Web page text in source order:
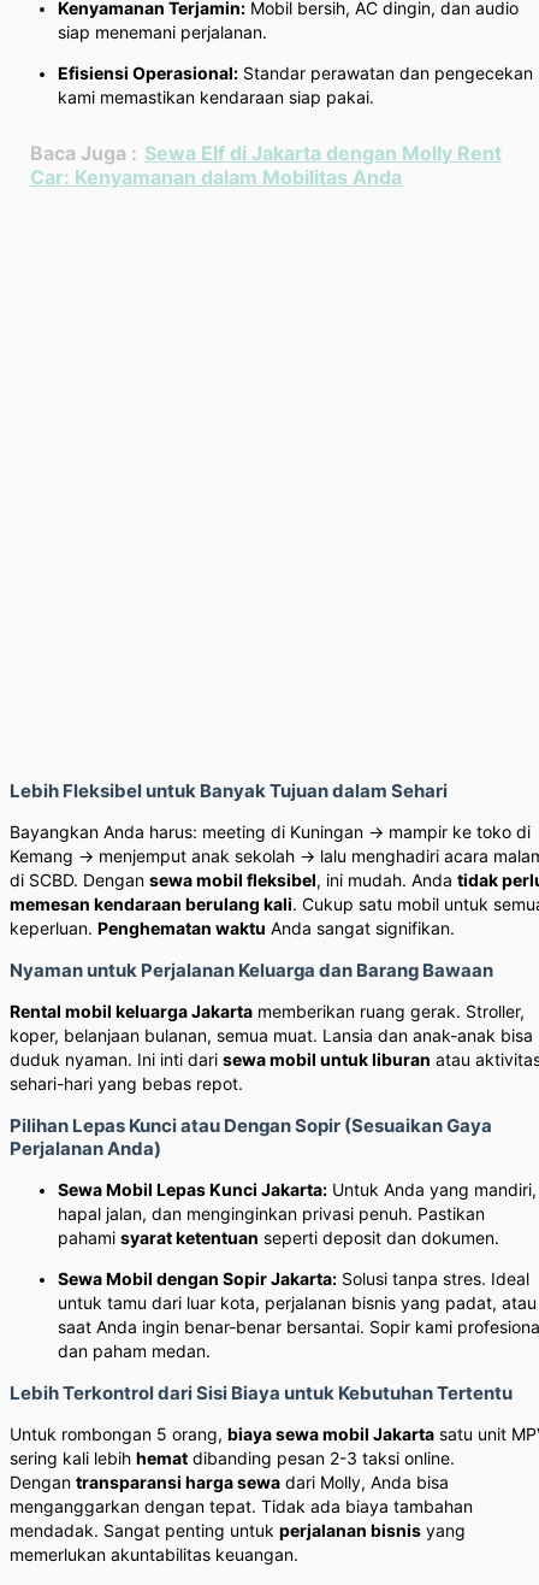
Kenyamanan Terjamin: Mobil bersih, AC dingin, dan audio
siap menemani perjalanan.
Efisiensi Operasional: Standar perawatan dan pengecekan
kami memastikan kendaraan siap pakai.
Baca Juga : Sewa Elf di Jakarta dengan Molly Rent
Car: Kenyamanan dalam Mobilitas Anda
Lebih Fleksibel untuk Banyak Tujuan dalam Sehari
Bayangkan Anda harus: meeting di Kuningan → mampir ke toko di
Kemang → menjemput anak sekolah → lalu menghadiri acara
di SCBD. Dengan sewa mobil fleksibel, ini mudah. Anda tidak
memesan kendaraan berulang kali. Cukup satu mobil untuk
keperluan. Penghematan waktu Anda sangat signifikan.
Nyaman untuk Perjalanan Keluarga dan Barang Bawaan
Rental mobil keluarga Jakarta memberikan ruang gerak. Stroller,
koper, belanjaan bulanan, semua muat. Lansia dan anak-anak bisa
duduk nyaman. Ini inti dari sewa mobil untuk liburan atau
sehari-hari yang bebas repot.
Pilihan Lepas Kunci atau Dengan Sopir (Sesuaikan Gaya
Perjalanan Anda)
Sewa Mobil Lepas Kunci Jakarta: Untuk Anda yang mandiri,
hapal jalan, dan menginginkan privasi penuh. Pastikan
pahami syarat ketentuan seperti deposit dan dokumen.
Sewa Mobil dengan Sopir Jakarta: Solusi tanpa stres. Ideal
untuk tamu dari luar kota, perjalanan bisnis yang padat, atau
saat Anda ingin benar-benar bersantai. Sopir kami
dan paham medan.
Lebih Terkontrol dari Sisi Biaya untuk Kebutuhan Tertentu
Untuk rombongan 5 orang, biaya sewa mobil Jakarta satu unit
sering kali lebih hemat dibanding pesan 2-3 taksi online.
Dengan transparansi harga sewa dari Molly, Anda bisa
menganggarkan dengan tepat. Tidak ada biaya tambahan
mendadak. Sangat penting untuk perjalanan bisnis yang
memerlukan akuntabilitas keuangan.